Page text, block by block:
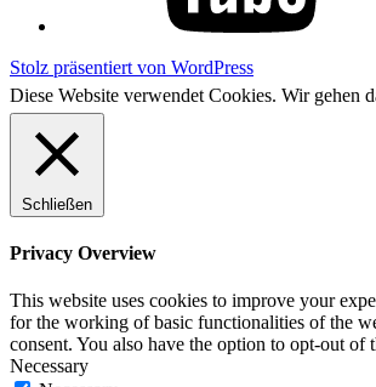
Stolz präsentiert von WordPress
Diese Website verwendet Cookies. Wir gehen
Schließen
Privacy Overview
This website uses cookies to improve your
for the working of basic functionalities of the
consent. You also have the option to opt-out
Necessary